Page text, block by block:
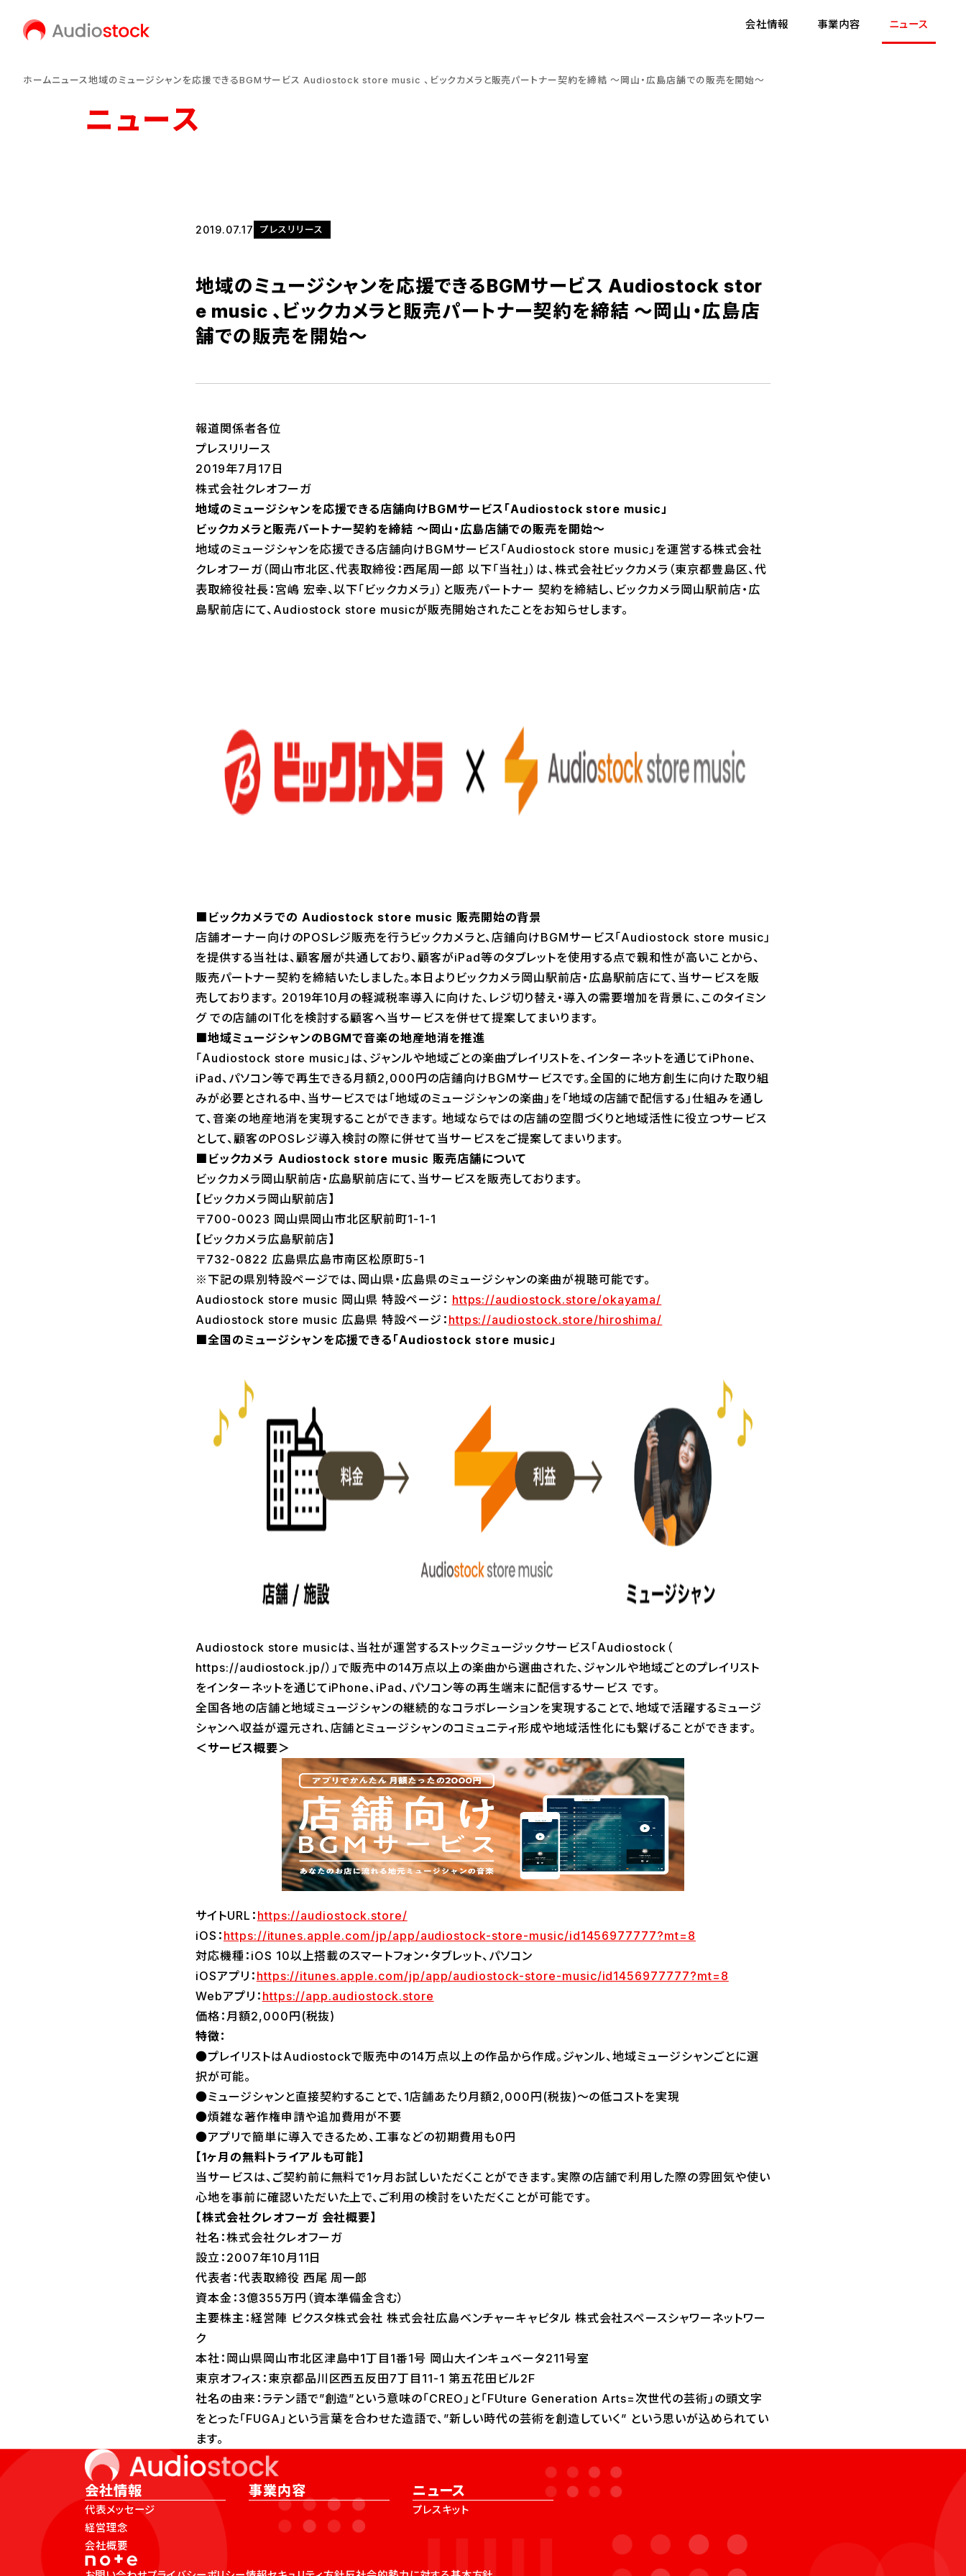
会社情報 事業内容 ニュース
ホームニュース 地域のミュージシャンを応援できるBGMサービス Audiostock store music 、ビックカメラと販売パートナー契約を締結 ～岡山・広島店舗での販売を開始～
ニュース
2019.07.17 プレスリリース
地域のミュージシャンを応援できるBGMサービス Audiostock stor
e music 、ビックカメラと販売パートナー契約を締結 ～岡山・広島店
舗での販売を開始～
報道関係者各位
プレスリリース
2019年7月17日
株式会社クレオフーガ
地域のミュージシャンを応援できる店舗向けBGMサービス「Audiostock store music」
ビックカメラと販売パートナー契約を締結 ～岡山・広島店舗での販売を開始～
地域のミュージシャンを応援できる店舗向けBGMサービス「Audiostock store music」を運営する株式会社
クレオフーガ（岡山市北区、代表取締役：西尾周一郎 以下「当社」）は、株式会社ビックカメラ（東京都豊島区、代
表取締役社長：宮嶋 宏幸、以下「ビックカメラ」）と販売パートナー 契約を締結し、ビックカメラ岡山駅前店・広
島駅前店にて、Audiostock store musicが販売開始されたことをお知らせします。
■ビックカメラでの Audiostock store music 販売開始の背景
店舗オーナー向けのPOSレジ販売を行うビックカメラと、店鋪向けBGMサービス「Audiostock store music」
を提供する当社は、顧客層が共通しており、顧客がiPad等のタブレットを使用する点で親和性が高いことから、
販売パートナー契約を締結いたしました。本日よりビックカメラ岡山駅前店・広島駅前店にて、当サービスを販
売しております。 2019年10月の軽減税率導入に向けた、レジ切り替え・導入の需要増加を背景に、このタイミン
グ での店舗のIT化を検討する顧客へ当サービスを併せて提案してまいります。
■地域ミュージシャンのBGMで音楽の地産地消を推進
「Audiostock store music」は、ジャンルや地域ごとの楽曲プレイリストを、インターネットを通じてiPhone、
iPad、パソコン等で再生できる月額2,000円の店鋪向けBGMサービスです。全国的に地方創生に向けた取り組
みが必要とされる中、当サービスでは「地域のミュージシャンの楽曲」を「地域の店舗で配信する」仕組みを通し
て、音楽の地産地消を実現することができます。 地域ならではの店舗の空間づくりと地域活性に役立つサービス
として、顧客のPOSレジ導入検討の際に併せて当サービスをご提案してまいります。
■ビックカメラ Audiostock store music 販売店舗について
ビックカメラ岡山駅前店・広島駅前店にて、当サービスを販売しております。
【ビックカメラ岡山駅前店】
〒700-0023 岡山県岡山市北区駅前町1-1-1
【ビックカメラ広島駅前店】
〒732-0822 広島県広島市南区松原町5-1
※下記の県別特設ページでは、岡山県・広島県のミュージシャンの楽曲が視聴可能です。
Audiostock store music 岡山県 特設ページ：​ https://audiostock.store/okayama/
Audiostock store music 広島県 特設ページ：​ https://audiostock.store/hiroshima/
■全国のミュージシャンを応援できる「Audiostock store music」
Audiostock store musicは、当社が運営するストックミュージックサービス「Audiostock（
https://audiostock.jp/）」で販売中の14万点以上の楽曲から選曲された、ジャンルや地域ごとのプレイリスト
をインターネットを通じてiPhone、iPad、パソコン等の再生端末に配信するサービス です。
全国各地の店舗と地域ミュージシャンの継続的なコラボレーションを実現することで、地域で活躍するミュージ
シャンへ収益が還元され、店舗とミュージシャンのコミュニティ形成や地域活性化にも繋げることができます。
＜サービス概要＞
サイトURL： https://audiostock.store/
iOS： https://itunes.apple.com/jp/app/audiostock-store-music/id1456977777?mt=8
対応機種：iOS 10以上搭載のスマートフォン・タブレット、パソコン
iOSアプリ： https://itunes.apple.com/jp/app/audiostock-store-music/id1456977777?mt=8
Webアプリ： https://app.audiostock.store
価格：月額2,000円(税抜)
特徴：
●プレイリストはAudiostockで販売中の14万点以上の作品から作成。ジャンル、地域ミュージシャンごとに選
択が可能。
●ミュージシャンと直接契約することで、1店舗あたり月額2,000円(税抜)～の低コストを実現
●煩雑な著作権申請や追加費用が不要
●アプリで簡単に導入できるため、工事などの初期費用も0円
【1ヶ月の無料トライアルも可能】
当サービスは、ご契約前に無料で1ヶ月お試しいただくことができます。実際の店舗で利用した際の雰囲気や使い
心地を事前に確認いただいた上で、ご利用の検討をいただくことが可能です。
【株式会社クレオフーガ 会社概要】
社名：株式会社クレオフーガ
設立：2007年10月11日
代表者：代表取締役 西尾 周一郎
資本金：3億355万円（資本準備金含む）
主要株主：経営陣 ピクスタ株式会社 株式会社広島ベンチャーキャピタル 株式会社スペースシャワーネットワー
ク
本社：岡山県岡山市北区津島中1丁目1番1号 岡山大インキュベータ211号室
東京オフィス：東京都品川区西五反田7丁目11-1 第五花田ビル2F
社名の由来：ラテン語で”創造”という意味の「CREO」と「FUture Generation Arts=次世代の芸術」の頭文字
をとった「FUGA」という言葉を合わせた造語で、”新しい時代の芸術を創造していく” という思いが込められてい
ます。
会社情報
代表メッセージ
経営理念
会社概要
事業内容 ニュース
プレスキット